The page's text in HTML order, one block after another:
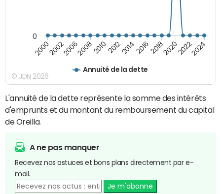
Annuité de la dette
200020022006200820102012201420162018202020222024
0
© JDN 2026
L'annuité de la dette représente la somme des intérêts
d'emprunts et du montant du remboursement du capital
de Oreilla.
A ne pas manquer
Recevez nos astuces et bons plans directement par e-
mail.
Je m'abonne